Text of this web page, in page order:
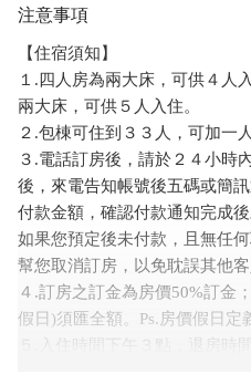
注意事項
【住宿須知】
１.四人房為兩大床，可供４人
兩大床，可供５人入住。
２.包棟可住到３３人，可加一
３.電話訂房後，請於２４小時
後，來電告知帳號後五碼或簡
付款金額，確認付款通知完成
如果您預定後未付款，且無任
幫您取消訂房，以免耽誤其他客
４.訂房之訂金為房價50%訂金
假日)須匯全額。Ps.房價假日定